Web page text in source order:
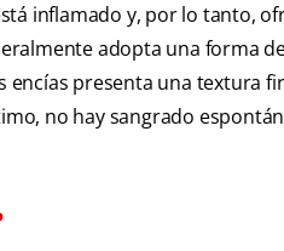
inflamado y, por lo tanto,
adopta una forma
presenta una textura
no hay sangrado